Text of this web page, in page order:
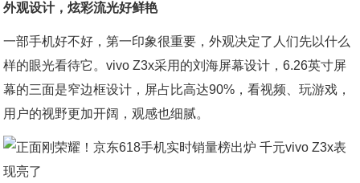
外观设计，炫彩流光好鲜艳
一部手机好不好，第一印象很重要，外观决定了人们先以什么
样的眼光看待它。vivo Z3x采用的刘海屏幕设计，6.26英寸屏
幕的三面是窄边框设计，屏占比高达90%，看视频、玩游戏，
用户的视野更加开阔，观感也细腻。